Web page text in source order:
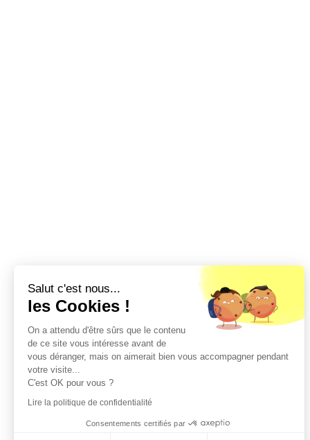
Salut c'est nous...
les Cookies !
On a attendu d'être sûrs que le contenu
de ce site vous intéresse avant de
vous déranger, mais on aimerait bien vous accompagner pendant
votre visite...
C'est OK pour vous ?
Lire la politique de confidentialité
Consentements certifiés par